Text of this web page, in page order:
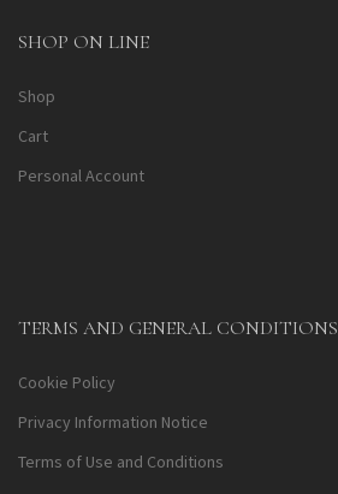
SHOP ON LINE
Shop
Cart
Personal Account
TERMS AND GENERAL CONDITIONS
Cookie Policy
Privacy Information Notice
Terms of Use and Conditions